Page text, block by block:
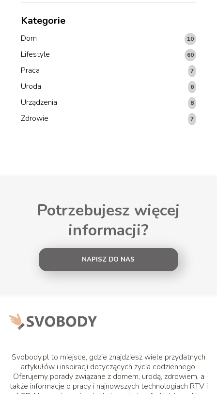
Kategorie
Dom 10
Lifestyle 60
Praca 7
Uroda 6
Urządzenia 8
Zdrowie 7
Potrzebujesz więcej
informacji?
NAPISZ DO NAS
Svobody.pl to miejsce, gdzie znajdziesz wiele przydatnych
artykułów i inspiracji dotyczących życia codziennego.
Oferujemy porady związane z domem, urodą, zdrowiem, a
także informacje o pracy i najnowszych technologiach RTV i